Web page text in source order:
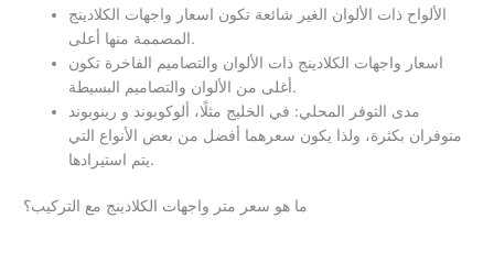
الألواح ذات الألوان الغير شائعة تكون اسعار واجهات الكلادينج
المصممة منها أعلى.
اسعار واجهات الكلادينج ذات الألوان والتصاميم الفاخرة تكون
أغلى من الألوان والتصاميم البسيطة.
مدى التوفر المحلي: في الخليج مثلًا، ألوكوبوند و رينوبوند
متوفران بكثرة، ولذا يكون سعرهما أفضل من بعض الأنواع التي
يتم استيرادها.
ما هو سعر متر واجهات الكلادينج مع التركيب؟